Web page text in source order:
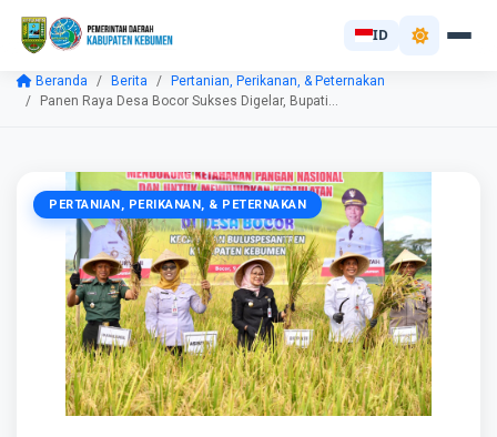
ID
Beranda Berita
Pertanian, Perikanan, & Peternakan
Panen Raya Desa Bocor Sukses Digelar, Bupati...
PERTANIAN, PERIKANAN, & PETERNAKAN